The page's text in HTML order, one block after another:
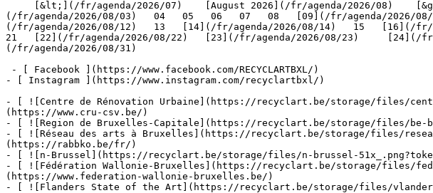
(/fr/agenda/2026/08/03)   04   05   06   07   08   [09](/fr/agenda/2026/
(/fr/agenda/2026/08/12)   13   [14](/fr/agenda/2026/08/14)   15   [16](/
21   [22](/fr/agenda/2026/08/22)   [23](/fr/agenda/2026/08/23)     [24](/
(/fr/agenda/2026/08/31)
- [ Instagram ](https://www.instagram.com/recyclartbxl/)
- [ ![Centre de Rénovation Urbaine](https://recyclart.be/storage/files/centre-
(https://www.cru-csv.be/)
- [ ![Region de Bruxelles-Capitale](https://recyclart.be/storage/files/be-
- [ ![Réseau des arts à Bruxelles](https://recyclart.be/storage/files/reseau-
(https://rabbko.be/fr/)
- [ ![n-Brussel](https://recyclart.be/storage/files/n-brussel-
- [ ![Fédération Wallonie-Bruxelles](https://recyclart.be/storage/files/
(https://www.federation-wallonie-bruxelles.be/)
- [ ![Flanders State of the Art](https://recyclart.be/storage/files/vlanderen-